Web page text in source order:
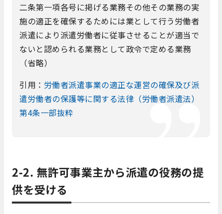
二条第一項各号に掲げる業務その他その業務の実
施の適正を確保するためには業として行う労働者
派遣により派遣労働者に従事させることが適当で
ないと認められる業務として政令で定める業務
（省略）
引用： 労働者派遣事業の適正な運営の確保及び派
遣労働者の保護等に関する法律（労働者派遣法）
第4条一部抜粋
2-2. 無許可事業主から派遣の役務の提
供を受ける